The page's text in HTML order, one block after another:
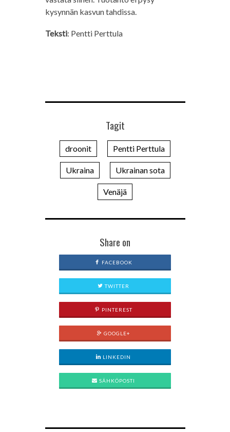
kysynnän kasvun tahdissa.
Teksti: Pentti Perttula
Tagit
droonit Pentti Perttula
Ukraina Ukrainan sota
Venäjä
Share on
FACEBOOK
TWITTER
PINTEREST
GOOGLE+
LINKEDIN
SÄHKÖPOSTI